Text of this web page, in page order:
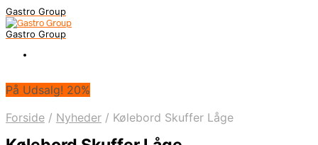
Gastro Group
Gastro Group
På Udsalg! 20%
Forside / Nyheder / Kølebord Skuffer Låge